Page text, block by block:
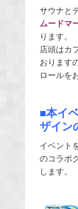
サウナと
ムードマ
ります。
店頭はカ
おります
ロールを
■本イ
ザイン
イベント
のコラボ
します。